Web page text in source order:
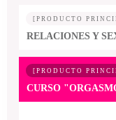
[PRODUCTO
RELACIONES Y
[PRODUCTO
CURSO